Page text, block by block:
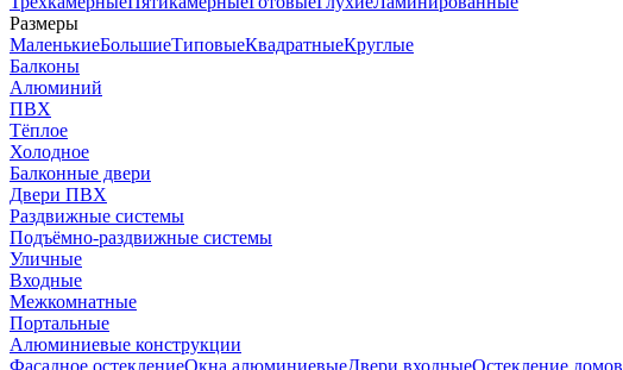
Размеры
МаленькиеБольшиеТиповыеКвадратныеКруглые
Балконы
Алюминий
ПВХ
Тёплое
Холодное
Балконные двери
Двери ПВХ
Раздвижные системы
Подъёмно-раздвижные системы
Уличные
Входные
Межкомнатные
Портальные
Алюминиевые конструкции
Фасадное остеклениеОкна алюминиевыеДвери входныеОстекление домов